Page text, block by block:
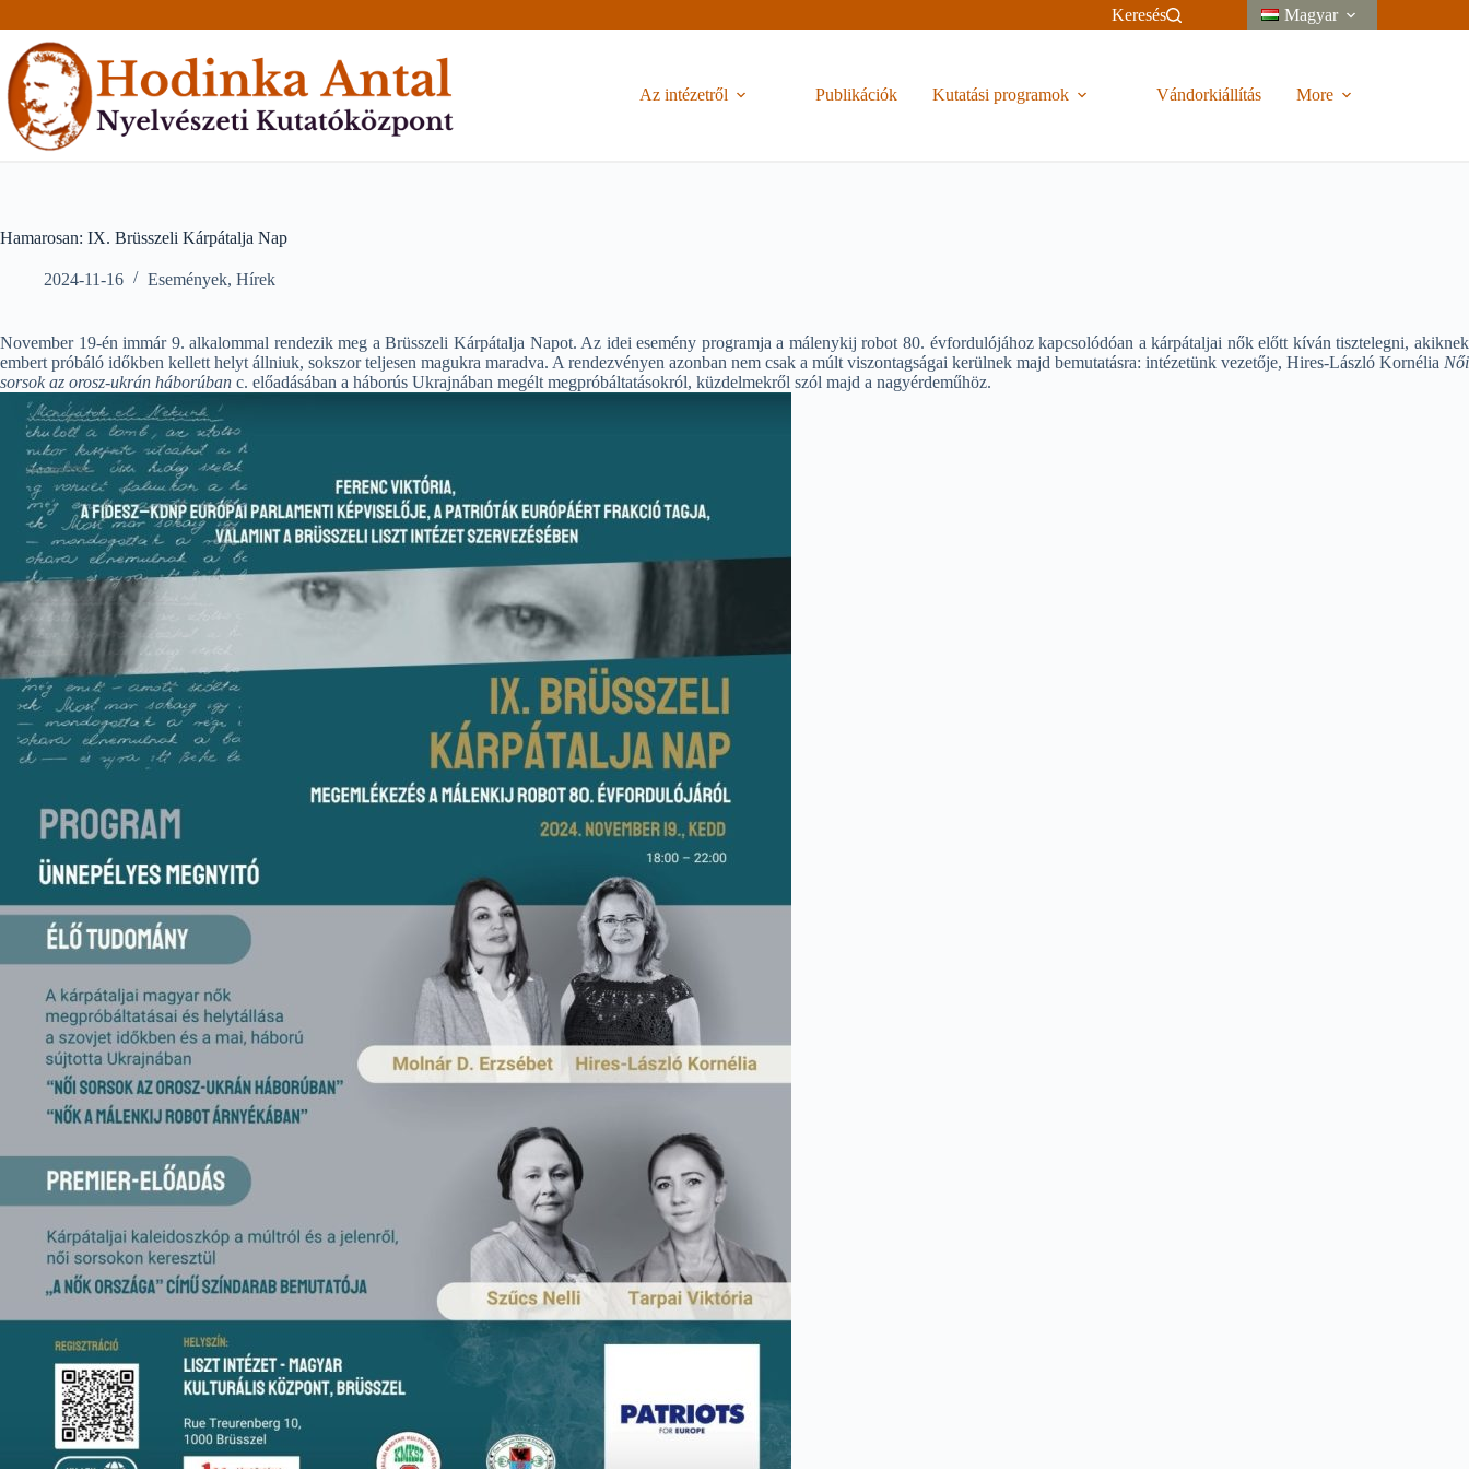
to
content
Keresés Magyar
Az intézetről Publikációk Kutatási programok Vándorkiállítás More
Hamarosan: IX. Brüsszeli Kárpátalja Nap
2024-11-16 Események, Hírek
November 19-én immár 9. alkalommal rendezik meg a Brüsszeli Kárpátalja Napot. Az idei esemény programja a málenykij robot 80. évfordulójához kapcsolódóan a kárpátaljai nők előtt kíván tisztelegni, akiknek
embert próbáló időkben kellett helyt állniuk, sokszor teljesen magukra maradva. A rendezvényen azonban nem csak a múlt viszontagságai kerülnek majd bemutatásra: intézetünk vezetője, Hires-László Kornélia Női
sorsok az orosz-ukrán háborúban c. előadásában a háborús Ukrajnában megélt megpróbáltatásokról, küzdelmekről szól majd a nagyérdeműhöz.